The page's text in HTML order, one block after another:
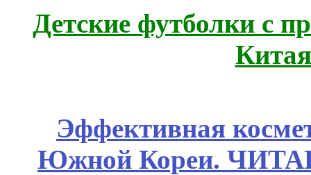
Детские футболки с
Эффективная
Южной Кореи.